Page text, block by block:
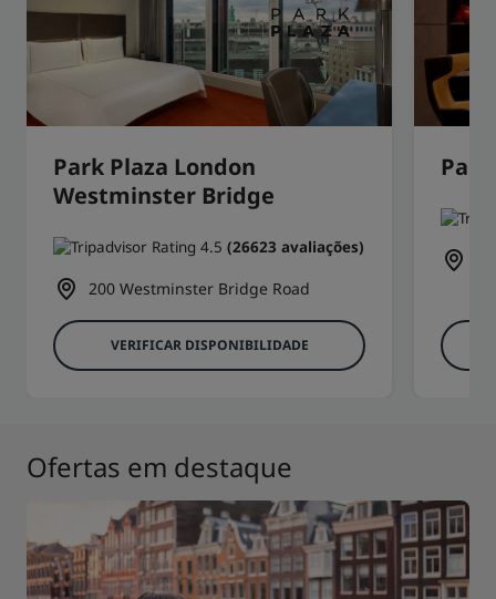
Park Plaza London
Westminster Bridge
(26623 avaliações)
200 Westminster Bridge Road
VERIFICAR DISPONIBILIDADE
Ofertas em destaque